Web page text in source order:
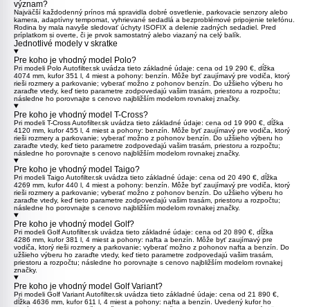
význam?
Najväčší každodenný prínos má spravidla dobré osvetlenie, parkovacie senzory alebo
kamera, adaptívny tempomat, vyhrievané sedadlá a bezproblémové pripojenie telefónu.
Rodina by mala navyše sledovať úchyty ISOFIX a delenie zadných sedadiel. Pred
príplatkom si overte, či je prvok samostatný alebo viazaný na celý balík.
Jednotlivé modely v skratke
Pre koho je vhodný model Polo?
Pri modeli PoloAutofilter.sk uvádza tieto základné údaje: cena od 19 290 €, dĺžka
4074 mm, kufor 351 l, 4 miest a pohony: benzín. Môže byť zaujímavý pre vodiča, ktorý
rieši rozmery a parkovanie; vyberať možno z pohonov benzín. Do užšieho výberu ho
zaraďte vtedy, keď tieto parametre zodpovedajú vašim trasám, priestoru a rozpočtu;
následne ho porovnajte s cenovo najbližším modelom rovnakej značky.
Pre koho je vhodný model T-Cross?
Pri modeli T-CrossAutofilter.sk uvádza tieto základné údaje: cena od 19 990 €, dĺžka
4120 mm, kufor 455 l, 4 miest a pohony: benzín. Môže byť zaujímavý pre vodiča, ktorý
rieši rozmery a parkovanie; vyberať možno z pohonov benzín. Do užšieho výberu ho
zaraďte vtedy, keď tieto parametre zodpovedajú vašim trasám, priestoru a rozpočtu;
následne ho porovnajte s cenovo najbližším modelom rovnakej značky.
Pre koho je vhodný model Taigo?
Pri modeli TaigoAutofilter.sk uvádza tieto základné údaje: cena od 20 490 €, dĺžka
4269 mm, kufor 440 l, 4 miest a pohony: benzín. Môže byť zaujímavý pre vodiča, ktorý
rieši rozmery a parkovanie; vyberať možno z pohonov benzín. Do užšieho výberu ho
zaraďte vtedy, keď tieto parametre zodpovedajú vašim trasám, priestoru a rozpočtu;
následne ho porovnajte s cenovo najbližším modelom rovnakej značky.
Pre koho je vhodný model Golf?
Pri modeli GolfAutofilter.sk uvádza tieto základné údaje: cena od 20 890 €, dĺžka
4286 mm, kufor 381 l, 4 miest a pohony: nafta a benzín. Môže byť zaujímavý pre
vodiča, ktorý rieši rozmery a parkovanie; vyberať možno z pohonov nafta a benzín. Do
užšieho výberu ho zaraďte vtedy, keď tieto parametre zodpovedajú vašim trasám,
priestoru a rozpočtu; následne ho porovnajte s cenovo najbližším modelom rovnakej
značky.
Pre koho je vhodný model Golf Variant?
Pri modeli Golf VariantAutofilter.sk uvádza tieto základné údaje: cena od 21 890 €,
dĺžka 4636 mm, kufor 611 l, 4 miest a pohony: nafta a benzín. Uvedený kufor ho